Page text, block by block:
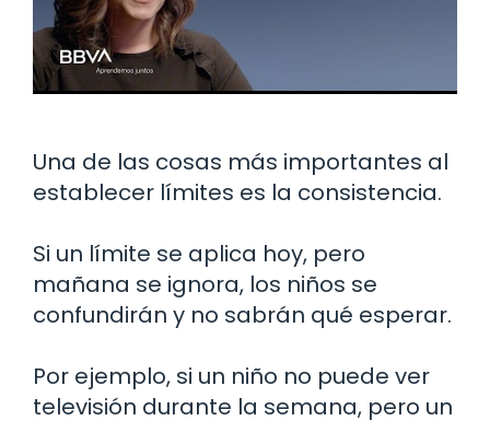
Una de las cosas más importantes al
establecer límites es la consistencia.
Si un límite se aplica hoy, pero
mañana se ignora, los niños se
confundirán y no sabrán qué esperar.
Por ejemplo, si un niño no puede ver
televisión durante la semana, pero un